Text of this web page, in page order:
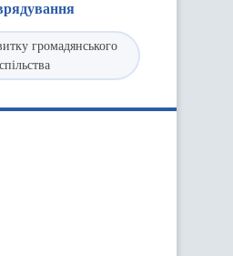
громадянського